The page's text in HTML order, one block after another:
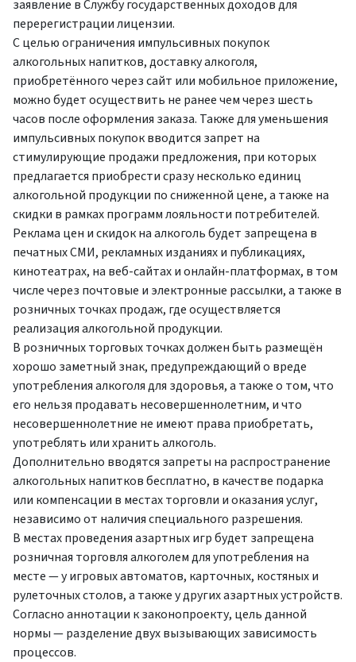
заявление в Службу государственных доходов для
перерегистрации лицензии.
С целью ограничения импульсивных покупок
алкогольных напитков, доставку алкоголя,
приобретённого через сайт или мобильное приложение,
можно будет осуществить не ранее чем через шесть
часов после оформления заказа. Также для уменьшения
импульсивных покупок вводится запрет на
стимулирующие продажи предложения, при которых
предлагается приобрести сразу несколько единиц
алкогольной продукции по сниженной цене, а также на
скидки в рамках программ лояльности потребителей.
Реклама цен и скидок на алкоголь будет запрещена в
печатных СМИ, рекламных изданиях и публикациях,
кинотеатрах, на веб-сайтах и онлайн-платформах, в том
числе через почтовые и электронные рассылки, а также в
розничных точках продаж, где осуществляется
реализация алкогольной продукции.
В розничных торговых точках должен быть размещён
хорошо заметный знак, предупреждающий о вреде
употребления алкоголя для здоровья, а также о том, что
его нельзя продавать несовершеннолетним, и что
несовершеннолетние не имеют права приобретать,
употреблять или хранить алкоголь.
Дополнительно вводятся запреты на распространение
алкогольных напитков бесплатно, в качестве подарка
или компенсации в местах торговли и оказания услуг,
независимо от наличия специального разрешения.
В местах проведения азартных игр будет запрещена
розничная торговля алкоголем для употребления на
месте — у игровых автоматов, карточных, костяных и
рулеточных столов, а также у других азартных устройств.
Согласно аннотации к законопроекту, цель данной
нормы — разделение двух вызывающих зависимость
процессов.